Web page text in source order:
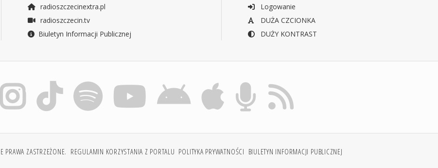
radioszczecinextra.pl
radioszczecin.tv
Biuletyn Informacji Publicznej
Logowanie
DUŻA CZCIONKA
DUŻY KONTRAST
ZASTRZEŻONE. REGULAMIN KORZYSTANIA Z PORTALU POLITYKA PRYWATNOŚCI BIULETYN INFORMACJI PUBLICZNEJ